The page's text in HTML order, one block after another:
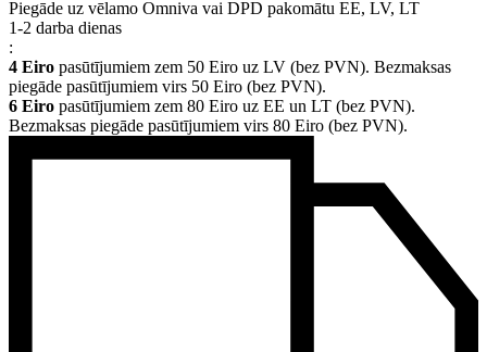
Piegāde uz vēlamo Omniva vai DPD pakomātu EE, LV, LT
1-2 darba dienas
:
4 Eiro pasūtījumiem zem 50 Eiro uz LV (bez PVN). Bezmaksas
piegāde pasūtījumiem virs 50 Eiro (bez PVN).
6 Eiro pasūtījumiem zem 80 Eiro uz EE un LT (bez PVN).
Bezmaksas piegāde pasūtījumiem virs 80 Eiro (bez PVN).